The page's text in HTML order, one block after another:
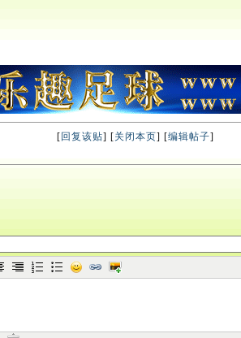
[ 回复该贴] [关闭本页] [编辑帖子]